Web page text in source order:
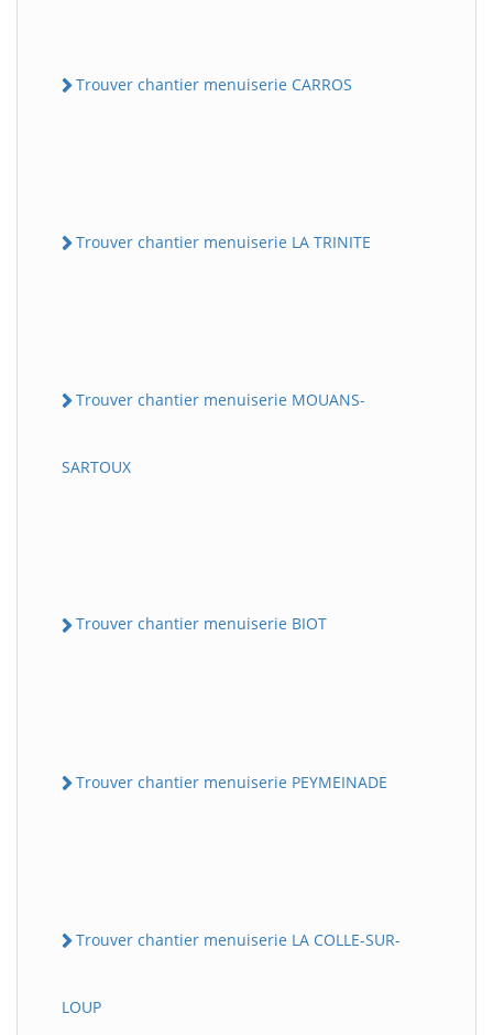
Trouver chantier menuiserie CARROS
Trouver chantier menuiserie LA TRINITE
Trouver chantier menuiserie MOUANS-
SARTOUX
Trouver chantier menuiserie BIOT
Trouver chantier menuiserie PEYMEINADE
Trouver chantier menuiserie LA COLLE-SUR-
LOUP